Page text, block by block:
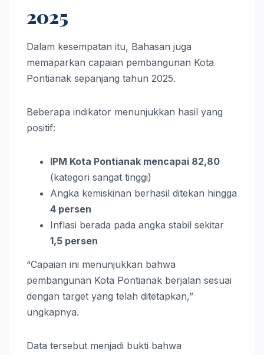
2025
Dalam kesempatan itu, Bahasan juga
memaparkan capaian pembangunan Kota
Pontianak sepanjang tahun 2025.
Beberapa indikator menunjukkan hasil yang
positif:
IPM Kota Pontianak mencapai 82,80
(kategori sangat tinggi)
Angka kemiskinan berhasil ditekan hingga
4 persen
Inflasi berada pada angka stabil sekitar
1,5 persen
“Capaian ini menunjukkan bahwa
pembangunan Kota Pontianak berjalan sesuai
dengan target yang telah ditetapkan,”
ungkapnya.
Data tersebut menjadi bukti bahwa